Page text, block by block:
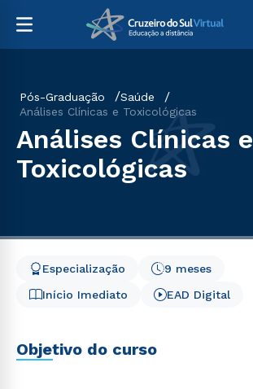
Pós-Graduação
Saúde
Análises Clínicas e Toxicológicas
Análises Clínicas e
Toxicológicas
Início Imediato
9 meses
Especialização
EAD Digital
Objetivo do curso